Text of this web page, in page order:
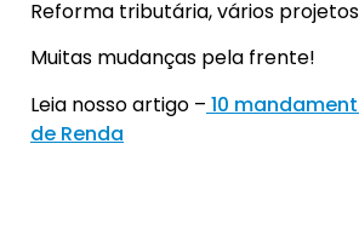
Reforma tributária, vários
Muitas mudanças pela frente!
Leia nosso artigo – 10
de Renda